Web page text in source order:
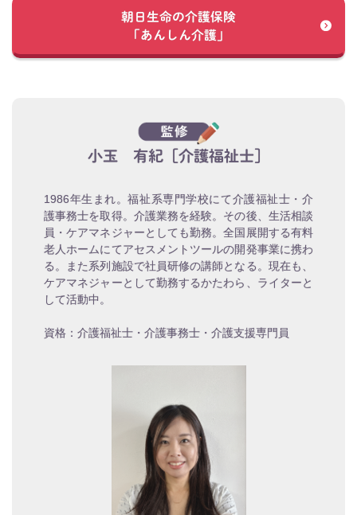
朝日生命の介護保険
「あんしん介護」
小玉 有紀［介護福祉士］
1986年生まれ。福祉系専門学校にて介護福祉士・介
護事務士を取得。介護業務を経験。その後、生活相談
員・ケアマネジャーとしても勤務。全国展開する有料
老人ホームにてアセスメントツールの開発事業に携わ
る。また系列施設で社員研修の講師となる。現在も、
ケアマネジャーとして勤務するかたわら、ライターと
して活動中。
資格：介護福祉士・介護事務士・介護支援専門員